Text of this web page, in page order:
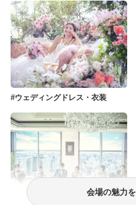
ウェディングドレス・衣装
会場の魅力